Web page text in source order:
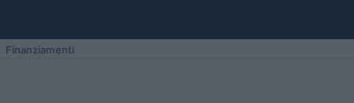
Finanziamenti